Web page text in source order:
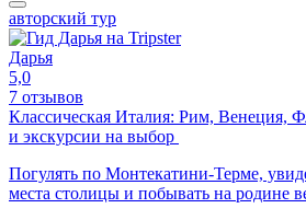
авторский тур
Дарья
5,0
7 отзывов
Классическая Италия: Рим, Венеция,
и экскурсии на выбор
Погулять по Монтекатини-Терме,
места столицы и побывать на родине